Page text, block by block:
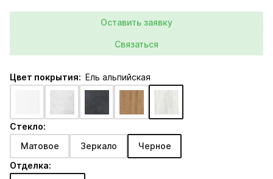
Оставить заявку
Связаться
Цвет покрытия: Ель альпийская
Стекло:
Матовое
Зеркало
Черное
Отделка: